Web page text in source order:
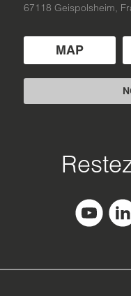
67118 Geispolsheim,
MAP